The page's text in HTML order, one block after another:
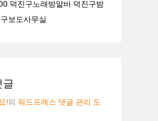
덕진구노래방알바 덕진구밤
보도사무실
글
!의 워드프레스 댓글 관리 도